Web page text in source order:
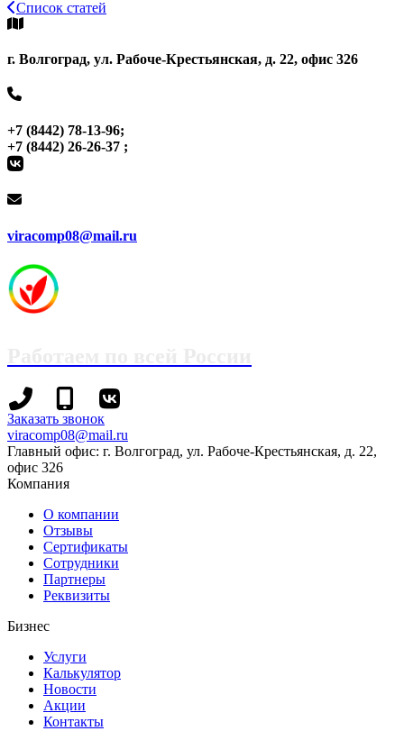
Список статей
г. Волгоград, ул. Рабоче-Крестьянская, д. 22, офис 326
+7 (8442) 78-13-96;
+7 (8442) 26-26-37 ;
viracomp08@mail.ru
+7
(8442)
78-
13-
96
+7
(995)
695-
70-
99
Заказать звонок
viracomp08@mail.ru
Главный офис: г. Волгоград, ул. Рабоче-Крестьянская, д. 22,
офис 326
Компания
О компании
Отзывы
Сертификаты
Сотрудники
Партнеры
Реквизиты
Бизнес
Услуги
Калькулятор
Новости
Акции
Контакты